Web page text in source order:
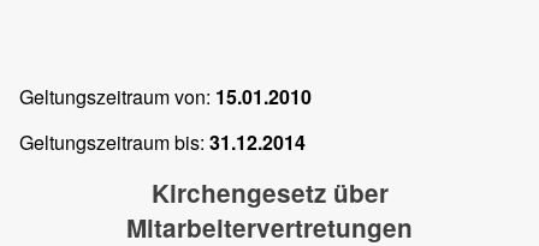
Geltungszeitraum von: 15.01.2010
Geltungszeitraum bis: 31.12.2014
Kirchengesetz über
Mitarbeitervertretungen